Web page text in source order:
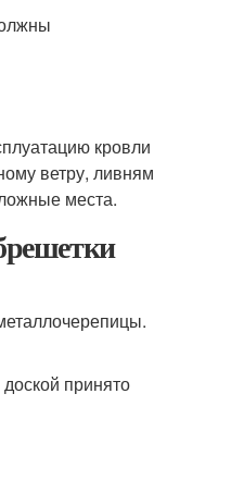
кровли
ветру, ливням
места.
принято